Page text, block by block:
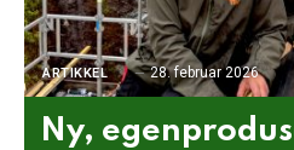
ARTIKKEL 28. februar 2026
Ny,